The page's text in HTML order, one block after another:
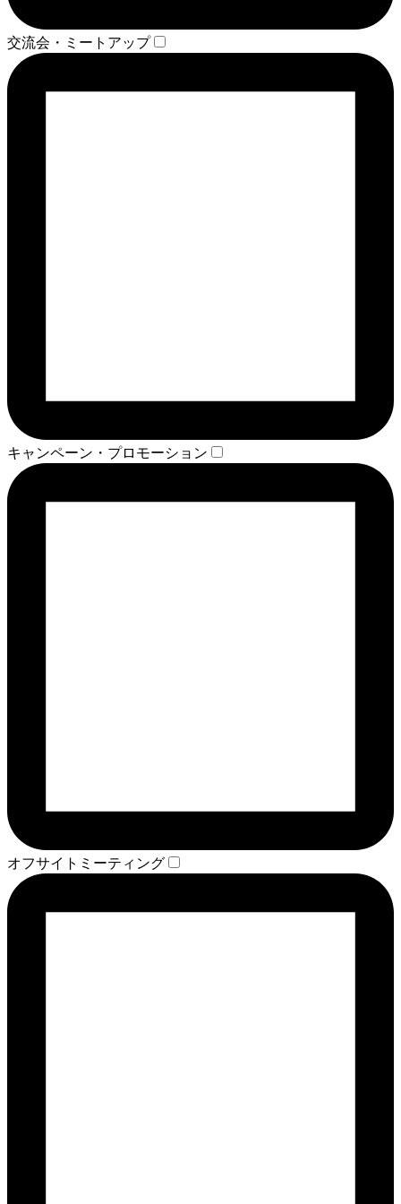
交流会・ミートアップ
キャンペーン・プロモーション
オフサイトミーティング